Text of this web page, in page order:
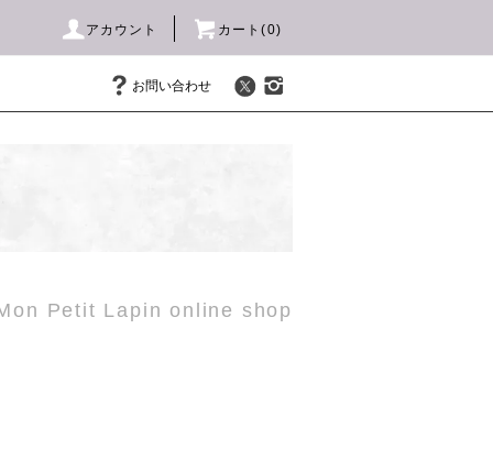
アカウント カート(0)
お問い合わせ
Petit Lapin online shop